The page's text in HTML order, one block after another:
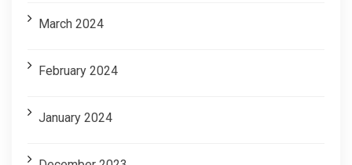
March 2024
February 2024
January 2024